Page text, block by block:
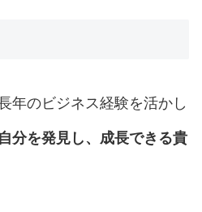
年のビジネス経験を活かし
分を発見し、成長できる貴